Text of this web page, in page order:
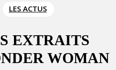
LES ACTUS
EXTRAITS
WOMAN